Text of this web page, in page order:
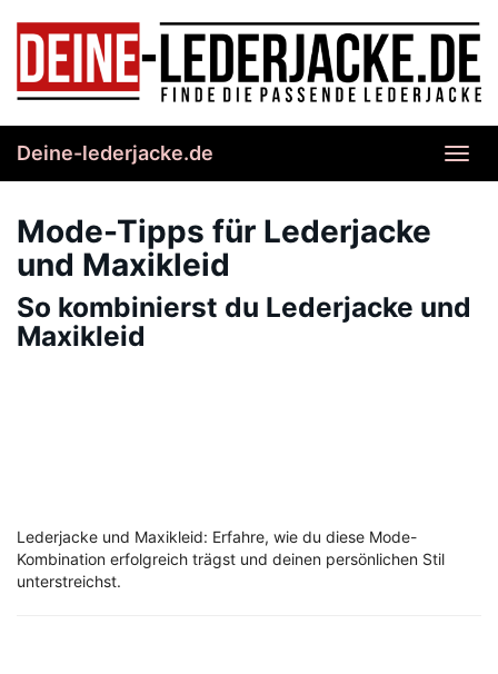
content
Deine-lederjacke.de
Mode-Tipps für Lederjacke
und Maxikleid
So kombinierst du Lederjacke und
Maxikleid
Lederjacke und Maxikleid: Erfahre, wie du diese Mode-
Kombination erfolgreich trägst und deinen persönlichen Stil
unterstreichst.